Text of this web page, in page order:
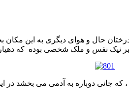
حال و هوای دیگری به این
جانی دوباره به آدمی می بخشد در